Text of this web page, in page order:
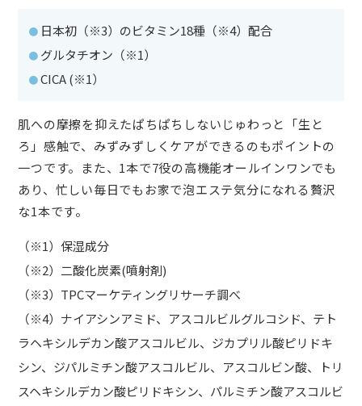
日本初（※3）のビタミン18種（※4）配合
グルタチオン（※1）
CICA (※1）
肌への摩擦を抑えたぱちぱちしないじゅわっと「生と
ろ」感触で、みずみずしくケアができるのもポイントの
一つです。また、1本で7役の高機能オールインワンでも
あり、忙しい毎日でもお家で泡エステ気分になれる贅沢
な1本です。
（※1）保湿成分
（※2）二酸化炭素(噴射剤)
（※3）TPCマーケティングリサーチ調べ
（※4）ナイアシンアミド、アスコルビルグルコシド、テト
ラヘキシルデカン酸アスコルビル、ジカプリル酸ピリドキ
シン、ジパルミチン酸アスコルビル、アスコルビン酸、トリ
スヘキシルデカン酸ピリドキシン、パルミチン酸アスコルビ